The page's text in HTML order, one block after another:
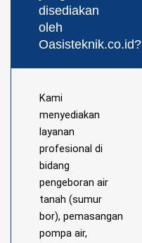
disediakan
oleh
Oasisteknik.co.id?
Kami
menyediakan
layanan
profesional di
bidang
pengeboran air
tanah (sumur
bor), pemasangan
pompa air,